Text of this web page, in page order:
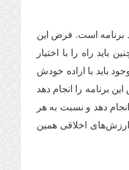
برنامه‌ است. فرض این
راه را با اختیار
باید با اراده خودش
برنامه را انجام دهد
دهد و نسبت به هر
اخلاقی همین